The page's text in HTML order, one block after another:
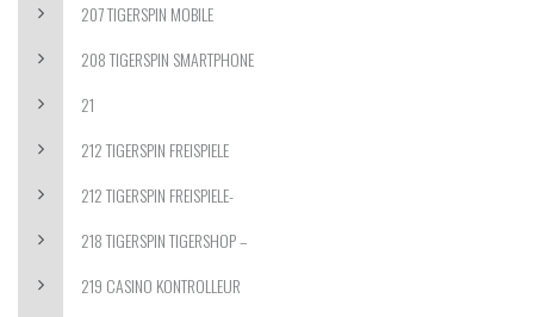
207 TIGERSPIN MOBILE
208 TIGERSPIN SMARTPHONE
21
212 TIGERSPIN FREISPIELE
212 TIGERSPIN FREISPIELE-
218 TIGERSPIN TIGERSHOP –
219 CASINO KONTROLLEUR